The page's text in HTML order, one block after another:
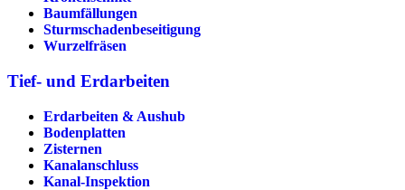
Baumfällungen
Sturmschadenbeseitigung
Wurzelfräsen
Tief- und Erdarbeiten
Erdarbeiten & Aushub
Bodenplatten
Zisternen
Kanalanschluss
Kanal-Inspektion